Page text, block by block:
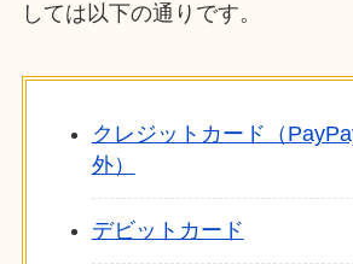
しては以下の通りです。
クレジットカード（
外）
デビットカード